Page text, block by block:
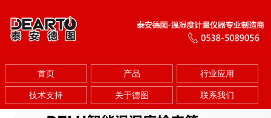
首页 产品 行业应用
技术支持 关于德图 联系我们